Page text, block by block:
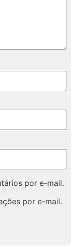
por e-mail.
por e-mail.